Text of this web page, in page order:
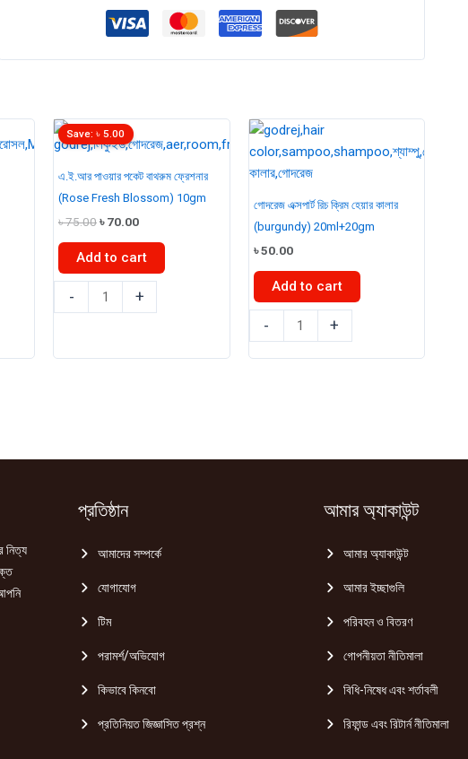
এ.ই.আর পাওয়ার পকেট বাথরুম ফ্রেশনার
(Rose Fresh Blossom) 10gm
৳75.00Original
was:
৳ 75.00.
৳70.00Current
is:
৳ 70.00.
Save:৳5.00
Add to cart
-
পাওয়ার
বাথরুম
10gm
+
গোদরেজ এক্সপার্ট রিচ ক্রিম হেয়ার কালার
(burgundy) 20ml+20gm
৳50.00
Add to cart
-
এক্সপার্ট
রিচ
+
নিত্য
প্রতিষ্ঠান
আমাদের সম্পর্কে
যোগাযোগ
টিম
পরামর্শ/অভিযোগ
কিভাবে কিনবো
প্রতিনিয়ত জিজ্ঞাসিত প্রশ্ন
আমার অ্যাকাউন্ট
আমার অ্যাকাউন্ট
আমার ইচ্ছাগুলি
পরিবহন ও বিতরণ
গোপনীয়তা নীতিমালা
বিধি-নিষেধ এবং শর্তাবলী
রিফান্ড এবং রিটার্ন নীতিমালা